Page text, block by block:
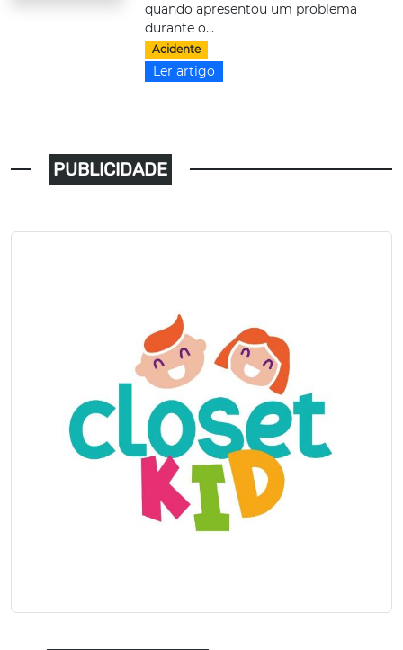
quando apresentou um problema
durante o...
Acidente
Ler artigo
PUBLICIDADE